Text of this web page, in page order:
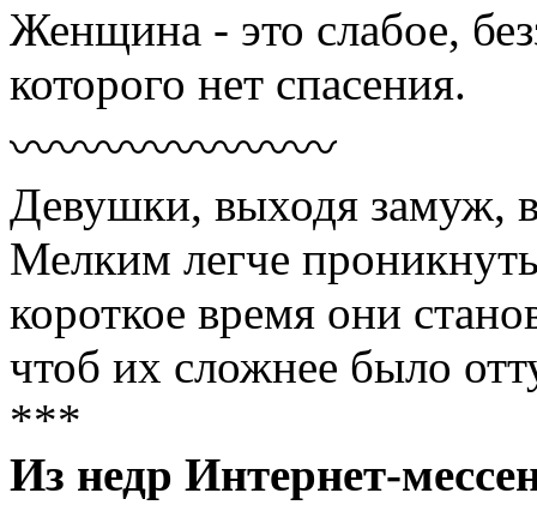
Женщина - это слабое,
которого нет спасения.
〰〰〰〰〰〰〰
Девушки, выходя замуж,
Мелким легче
короткое время они
чтоб их сложнее было
***
Из недр Интернет-